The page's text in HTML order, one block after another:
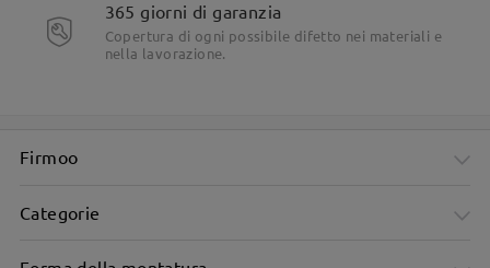
365 giorni di garanzia
Copertura di ogni possibile difetto nei materiali e
nella lavorazione.
Firmoo
Categorie